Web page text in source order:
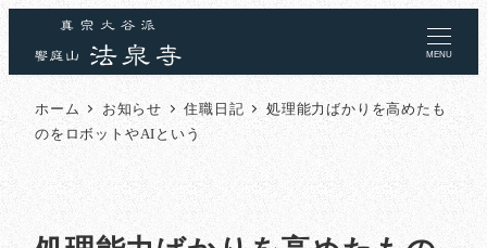
MENU
ホーム お知らせ 住職日記
処理能力ばかりを高めたも
のをロボットやAIという